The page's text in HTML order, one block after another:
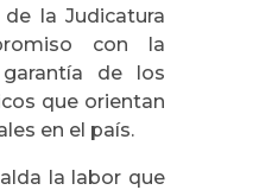
de la Judicatura
con la
de los
que orientan
en el país.
la labor que